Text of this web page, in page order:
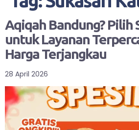
Aqiqah Bandung? Pilih
untuk Layanan
Harga Terjangkau
28 April 2026